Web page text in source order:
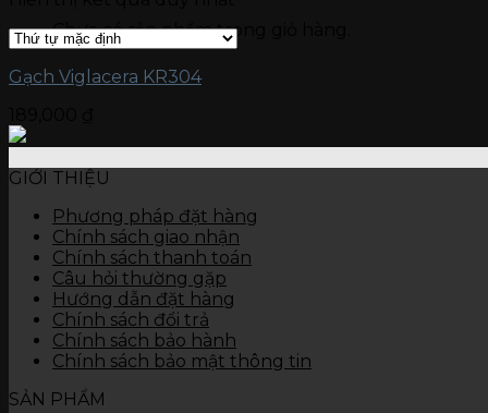
Gạch kích thước 15 x 60
Gạch ốp tường
Đá nung kết Vasta 120 x 280
Gạch kích thước 30 x 90
Gạch kích thước 30 x 60
Gạch kích thước 30 x 45
Gạch kích thước 25 x 50
Gạch kích thước 25 x 40
Gạch kích thước 10 x 30
Thiết bị vệ sinh
Bàn cầu
Chưa có sản phẩm trong giỏ hàng.
Gạch Viglacera KR304
GIỚI THIỆU
Phương pháp đặt hàng
Chính sách giao nhận
Chính sách thanh toán
Câu hỏi thường gặp
Hướng dẫn đặt hàng
Chính sách đổi trả
Chính sách bảo hành
Chính sách bảo mật thông tin
SẢN PHẨM